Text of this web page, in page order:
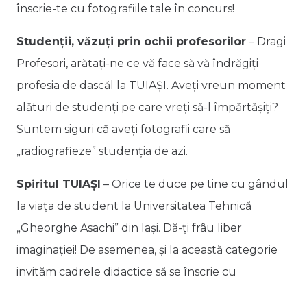
înscrie-te cu fotografiile tale în concurs!
Studenții, văzuți prin ochii profesorilor – Dragi
Profesori, arătați-ne ce vă face să vă îndrăgiți
profesia de dascăl la TUIAȘI. Aveți vreun moment
alături de studenți pe care vreți să-l împărtășiți?
Suntem siguri că aveți fotografii care să
„radiografieze” studenția de azi.
Spiritul TUIAȘI – Orice te duce pe tine cu gândul
la viața de student la Universitatea Tehnică
„Gheorghe Asachi” din Iași. Dă-ți frâu liber
imaginației! De asemenea, și la această categorie
invităm cadrele didactice să se înscrie cu